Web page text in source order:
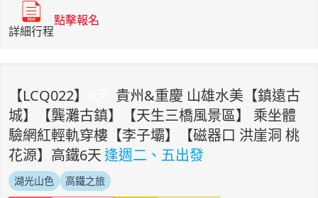
詳細行程
點擊報名
【LCQ022】
貴州&重慶 山雄水美【鎮遠古
城】【龔灘古鎮】【天生三橋風景區】 乘坐體
驗網紅輕軌穿樓【李子壩】【磁器口 洪崖洞 桃
花源】高鐵6天逢週二、五出發
湖光山色
高鐵之旅